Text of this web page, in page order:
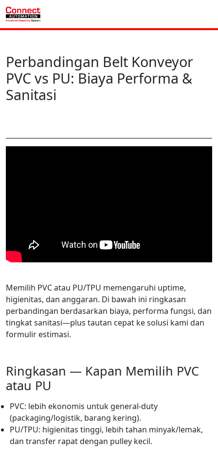
Perbandingan Belt Konveyor
PVC vs PU: Biaya Performa &
Sanitasi
Memilih PVC atau PU/TPU memengaruhi uptime,
higienitas, dan anggaran. Di bawah ini ringkasan
perbandingan berdasarkan biaya, performa fungsi, dan
tingkat sanitasi—plus tautan cepat ke solusi kami dan
formulir estimasi.
Ringkasan — Kapan Memilih PVC
atau PU
PVC: lebih ekonomis untuk general-duty
(packaging/logistik, barang kering).
PU/TPU: higienitas tinggi, lebih tahan minyak/lemak,
dan transfer rapat dengan pulley kecil.